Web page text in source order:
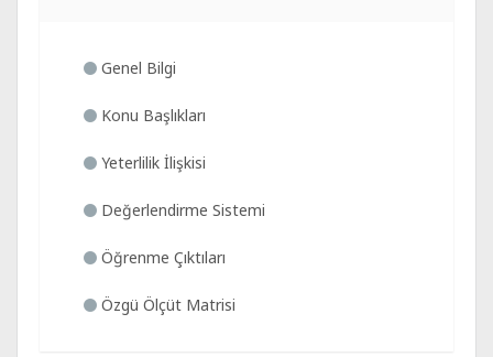
Genel Bilgi
Konu Başlıkları
Yeterlilik İlişkisi
Değerlendirme Sistemi
Öğrenme Çıktıları
Özgü Ölçüt Matrisi